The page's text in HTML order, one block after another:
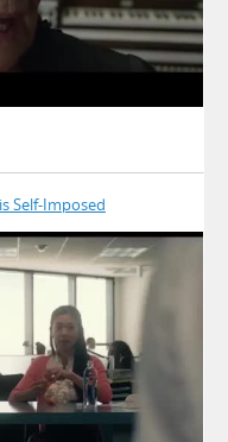
Self-Imposed